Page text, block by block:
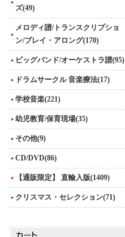
ズ(49)
メロディ譜/トランスクリプショ
ン/プレイ・アロング(170)
ビッグバンド/オーケストラ譜(95)
ドラムサークル 音楽療法(17)
学校音楽(221)
幼児教育/保育現場(35)
その他(9)
CD/DVD(86)
【通販限定】 直輸入版(1409)
クリスマス・セレクション(71)